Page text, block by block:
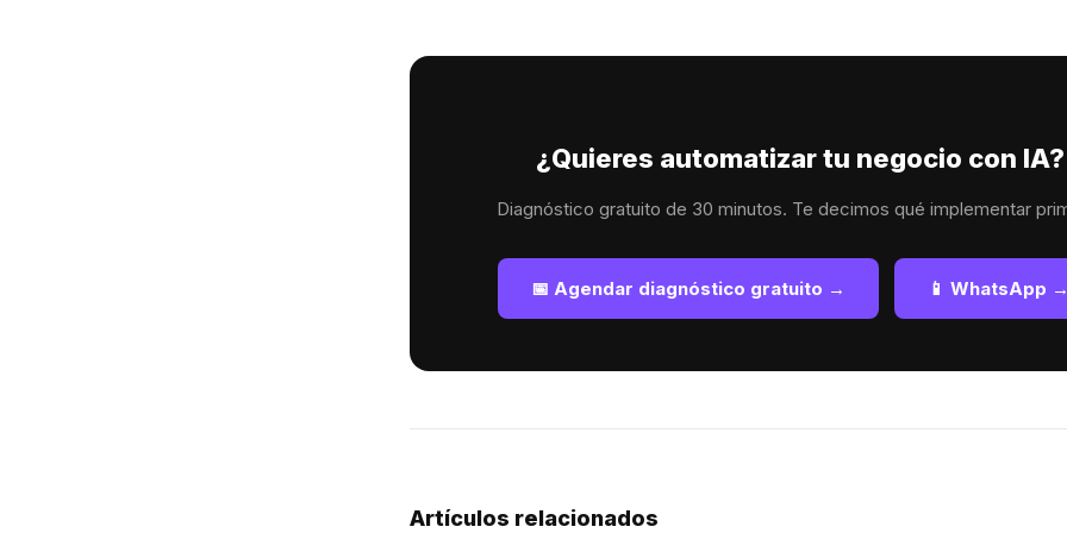
¿Quieres automatizar tu negocio con IA?
Diagnóstico gratuito de 30 minutos. Te decimos qué implementar
📅 Agendar diagnóstico gratuito → 📱 WhatsApp →
Artículos relacionados